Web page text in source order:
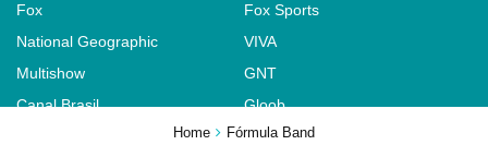
Home Fórmula Band
Fox
Fox Sports
National Geographic
VIVA
Multishow
GNT
Canal Brasil
Gloob